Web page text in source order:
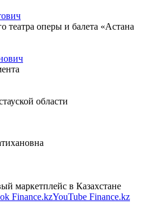
театра оперы и балета «Астана
области
маркетплейс в Казахстане
Finance.kzYouTube Finance.kz